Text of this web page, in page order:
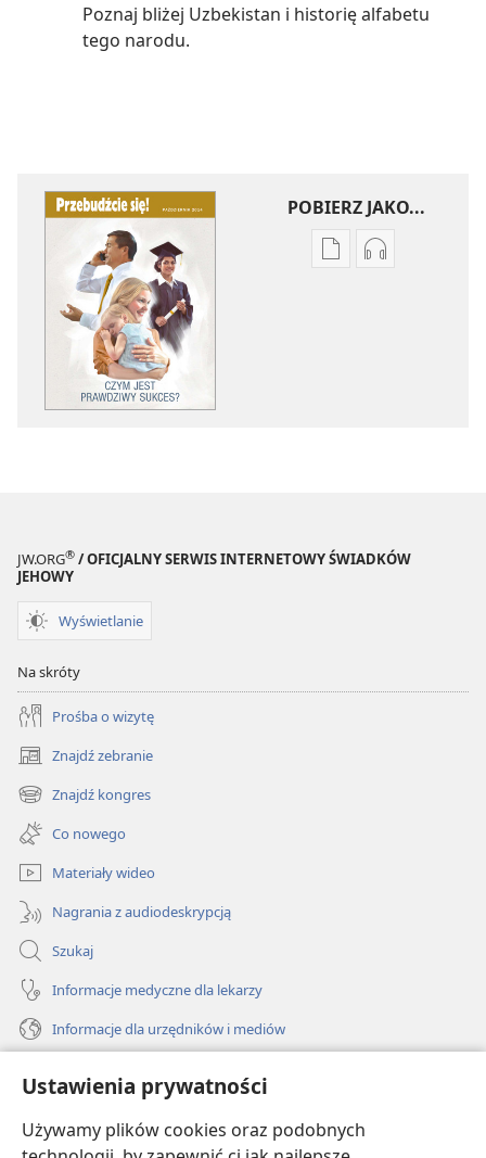
Ustawienia prywatności
Używamy plików cookies oraz podobnych
Poznaj bliżej Uzbekistan i historię alfabetu
tego narodu.
POBIERZ JAKO...
UstawieniaUstawienia
JW.ORG® / OFICJALNY SERWIS INTERNETOWY ŚWIADKÓW
JEHOWY
Wyświetlanie
Na skróty
Prośba o wizytę
Znajdź zebranie
(opens
new
window)
Znajdź kongres
(opens
new
window)
Co nowego
Materiały wideo
Nagrania z audiodeskrypcją
Szukaj
Informacje medyczne dla lekarzy
Informacje dla urzędników i mediów
Darowizny
(opens
new